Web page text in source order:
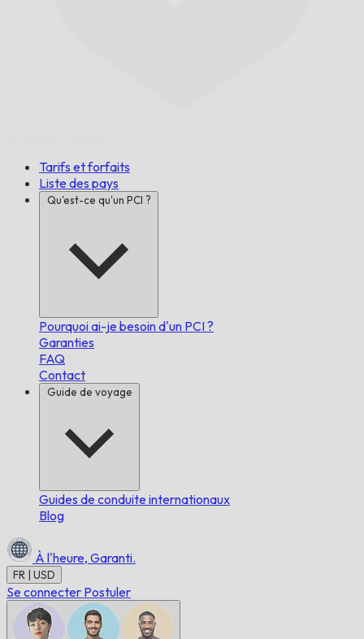
Tarifs et forfaits
Liste des pays
Qu'est-ce qu'un PCI ?
Pourquoi ai-je besoin d'un PCI ?
Garanties
FAQ
Contact
Guide de voyage
Guides de conduite internationaux
Blog
À l'heure, Garanti.
FR | USD
Se connecter Postuler